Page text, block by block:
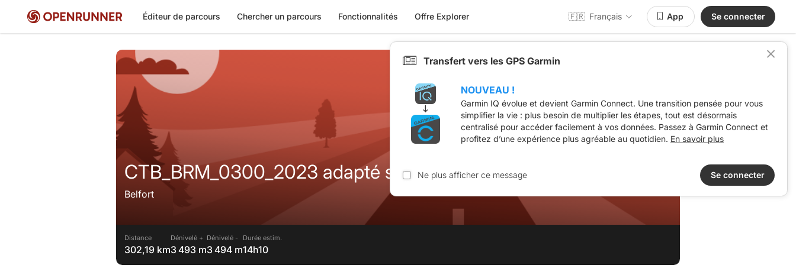
Éditeur de parcours Chercher un parcours Fonctionnalités Offre Explorer 🇫🇷 Français App Se connecter
CTB_BRM_0300_2023 adapté sans piste (importé)
Belfort
Distance
302,19 km
Dénivelé +
3 493 m
Dénivelé -
3 494 m
Durée estim.
14h10
Transfert vers les GPS Garmin
NOUVEAU !
Garmin IQ évolue et devient Garmin Connect. Une transition pensée pour vous
simplifier la vie : plus besoin de multiplier les étapes, tout est désormais
centralisé pour accéder facilement à vos données. Passez à Garmin Connect et
profitez d’une expérience plus agréable au quotidien. En savoir plus
Ne plus afficher ce message Se connecter